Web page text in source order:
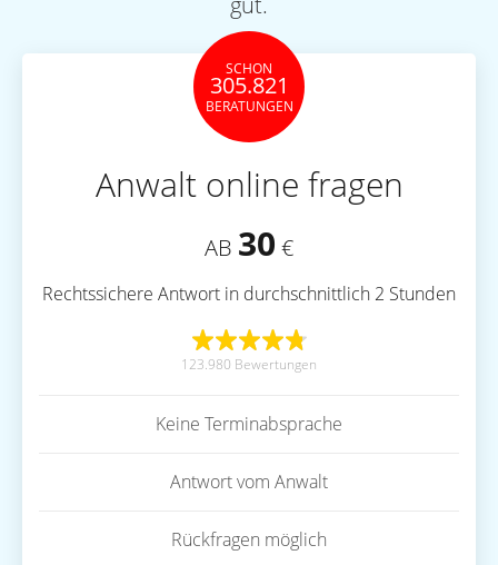
SCHON
305.821
BERATUNGEN
Anwalt online fragen
AB 30 €
Rechtssichere Antwort in durchschnittlich 2 Stunden
123.980 Bewertungen
Keine Terminabsprache
Antwort vom Anwalt
Rückfragen möglich